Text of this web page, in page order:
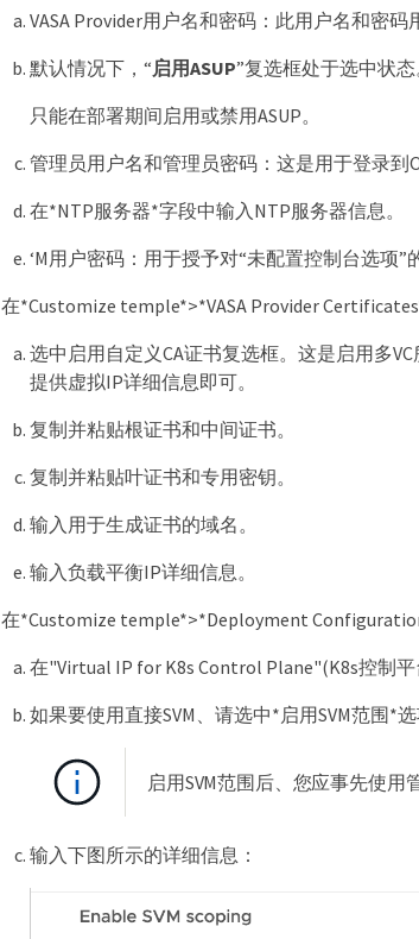
VASA Provider用户名和密码：此用户名和密码
默认情况下，“启用ASUP”复选框处于选中状态
只能在部署期间启用或禁用ASUP。
管理员用户名和管理员密码：这是用于登录到
在*NTP服务器*字段中输入NTP服务器信息。
‘M用户密码：用于授予对“未配置控制台选项”
在*Customize temple*>*VASA Provider
选中启用自定义CA证书复选框。这是启用多
提供虚拟IP详细信息即可。
复制并粘贴根证书和中间证书。
复制并粘贴叶证书和专用密钥。
输入用于生成证书的域名。
输入负载平衡IP详细信息。
在*Customize temple*>*Deployment
在"Virtual IP for K8s Control Plane"(K8s控制
如果要使用直接SVM、请选中*启用SVM范围*
启用SVM范围后、您应事先使用
输入下图所示的详细信息：